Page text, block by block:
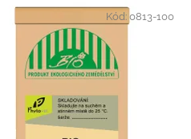
Kód:0813-100